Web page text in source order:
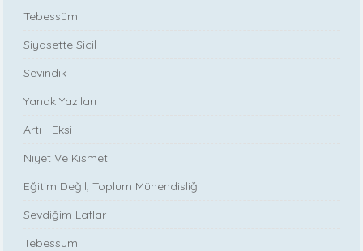
Tebessüm
Siyasette Sicil
Sevindik
Yanak Yazıları
Artı - Eksi
Niyet Ve Kısmet
Eğitim Değil, Toplum Mühendisliği
Sevdiğim Laflar
Tebessüm